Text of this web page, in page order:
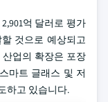
억 달러로 평가
것으로 예상되고
산업의 확장은 포장
마트 글래스 및 저
하고 있습니다.